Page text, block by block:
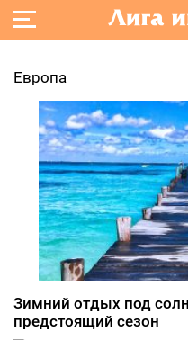
Европа
Зимний отдых под
предстоящий сезон